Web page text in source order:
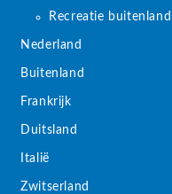
Recreatie buitenland
Nederland
Buitenland
Frankrijk
Duitsland
Italië
Zwitserland